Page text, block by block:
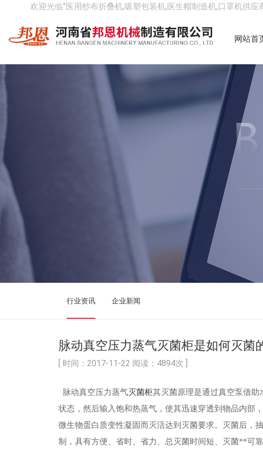
欢迎光临"医用纱布折叠机,吸塑包装机,医生帽制造机,口罩机供
网站首
行业资讯 企业新闻
脉动真空压力蒸气灭菌柜是如何灭菌
[ 时间：2017-11-22 阅读：4894次 ]
脉动真空压力蒸气灭菌柜其灭菌原理是通过真空泵借
状态，然后输入饱和热蒸气，使其迅速穿透到物品内部
微生物蛋白质变性凝固而灭活达到灭菌要求。灭菌后，
制，具有方便、省时、省力、总灭菌时间短、灭菌**可